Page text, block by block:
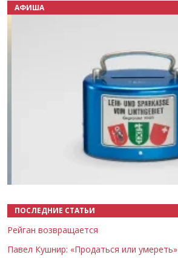
АФИША
ПОСЛЕДНИЕ СТАТЬИ
Рейган возвращается
Павел Кушнир: «Продаться или умереть»